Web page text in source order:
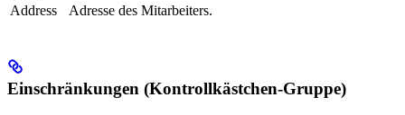
Address
Adresse des Mitarbeiters.
Einschränkungen (Kontrollkästchen-Gruppe)